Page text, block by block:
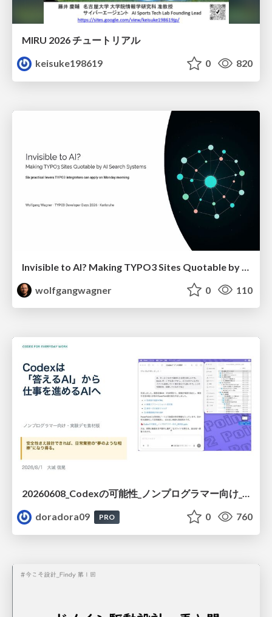
MIRU 2026 チュートリアル
keisuke198619
0 820
wolfgangwagner
0 110
20260608_Codexの可能性_ノンプログラマー向け_大城追記
doradora09
PRO 0 760